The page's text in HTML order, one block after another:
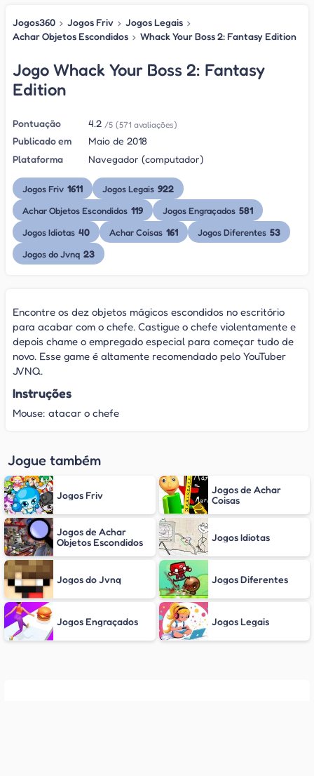
Jogos360 › Jogos Friv › Jogos Legais ›
Achar Objetos Escondidos › Whack Your Boss 2: Fantasy Edition
Jogo Whack Your Boss 2: Fantasy
Edition
Pontuação 4.2 /5 (571 avaliações)
Publicado em
Maio de 2018
Plataforma
Navegador (computador)
Jogos Friv 1611 Jogos Legais 922
Achar Objetos Escondidos 119 Jogos Engraçados 581
Jogos Idiotas 40 Achar Coisas 161 Jogos Diferentes 53
Jogos do Jvnq 23
Encontre os dez objetos mágicos escondidos no escritório
para acabar com o chefe. Castigue o chefe violentamente e
depois chame o empregado especial para começar tudo de
novo. Esse game é altamente recomendado pelo YouTuber
JVNQ.
Instruções
Mouse: atacar o chefe
Jogue também
Jogos Friv
Jogos de Achar
Coisas
Jogos de Achar
Objetos Escondidos
Jogos Idiotas
Jogos do Jvnq Jogos Diferentes
Jogos Engraçados Jogos Legais